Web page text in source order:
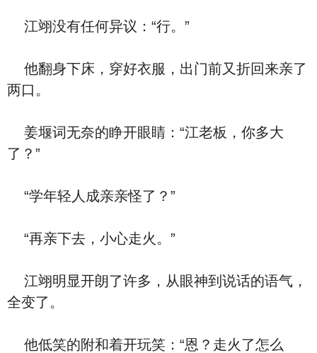
江翊没有任何异议：“行。”
他翻身下床，穿好衣服，出门前又折回来亲了
两口。
姜堰词无奈的睁开眼睛：“江老板，你多大
了？”
“学年轻人成亲亲怪了？”
“再亲下去，小心走火。”
江翊明显开朗了许多，从眼神到说话的语气，
全变了。
他低笑的附和着开玩笑：“恩？走火了怎么